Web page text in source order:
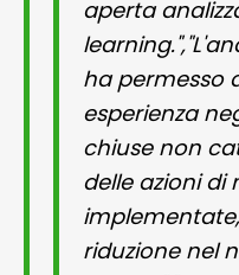
aperta
ha permesso
esperienza
chiuse non
delle azioni di
riduzione nel